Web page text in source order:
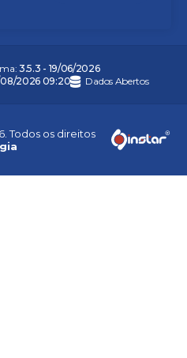
3.5.3 - 19/06/2026
2026 09:20 Dados Abertos
Todos os direitos